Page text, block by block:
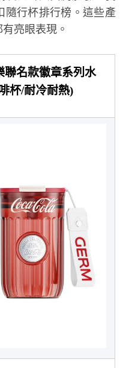
隨行杯排行榜。這些產
亮眼表現。
聯名款徽章系列水
杯/耐冷耐熱)